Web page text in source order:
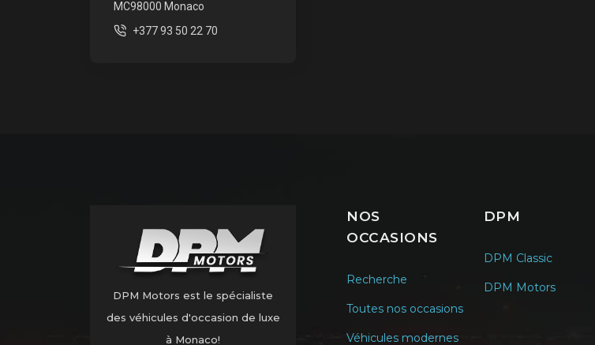
MC98000 Monaco
+377 93 50 22 70
DPM Motors est le spécialiste
des véhicules d'occasion de luxe
à Monaco!
NOS
OCCASIONS
Recherche
Toutes nos occasions
Véhicules modernes
DPM
DPM Classic
DPM Motors